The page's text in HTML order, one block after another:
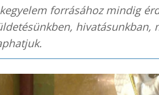
forrásához mindig
hivatásunkban,